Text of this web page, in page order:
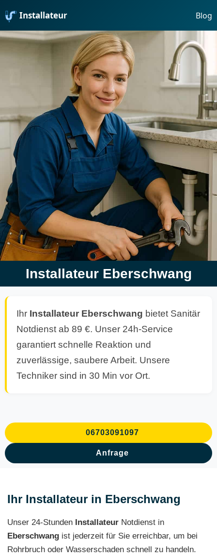
Installateur Blog
Installateur Eberschwang
Ihr Installateur Eberschwang bietet Sanitär
Notdienst ab 89 €. Unser 24h-Service
garantiert schnelle Reaktion und
zuverlässige, saubere Arbeit. Unsere
Techniker sind in 30 Min vor Ort.
06703091097
Anfrage
Ihr Installateur in Eberschwang
Unser 24-Stunden Installateur Notdienst in
Eberschwang ist jederzeit für Sie erreichbar, um bei
Rohrbruch oder Wasserschaden schnell zu handeln.